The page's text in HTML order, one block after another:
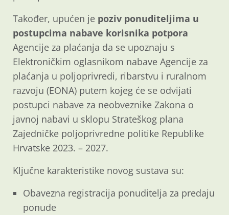
Također, upućen je poziv ponuditeljima u
postupcima nabave korisnika potpora
Agencije za plaćanja da se upoznaju s
Elektroničkim oglasnikom nabave Agencije za
plaćanja u poljoprivredi, ribarstvu i ruralnom
razvoju (EONA) putem kojeg će se odvijati
postupci nabave za neobveznike Zakona o
javnoj nabavi u sklopu Strateškog plana
Zajedničke poljoprivredne politike Republike
Hrvatske 2023. – 2027.
Ključne karakteristike novog sustava su:
Obavezna registracija ponuditelja za predaju
ponude